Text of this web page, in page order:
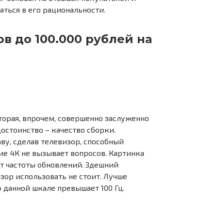
в его рациональности.
до 100.000 рублей на
впрочем, совершенно заслуженно
– качество сборки.
сделав телевизор, способный
4К не вызывает вопросов. Картинка
частоты обновлений. Здешний
использовать не стоит. Лучше
данной шкале превышает 100 Гц.